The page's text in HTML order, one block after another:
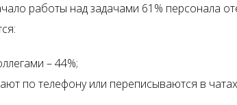
работы над задачами 61% персонала
– 44%;
по телефону или переписываются в